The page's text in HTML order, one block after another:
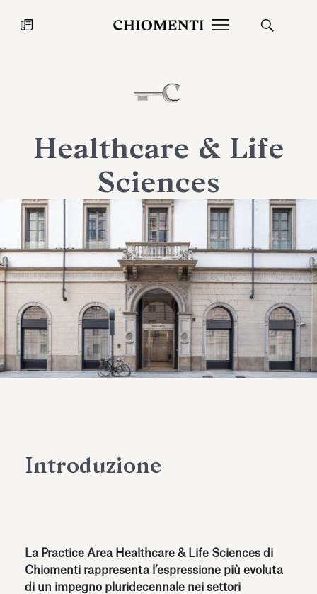
Fondazione Torlonia inaugura la
mostra Marmora Romana
ampliando gli spazi espositivi
dell’Antiquarium di Villa Albani
Torlonia
Leggi tutto
Chiomenti
EcoVadis
Healthcare & Life
Sciences
Introduzione
La Practice Area Healthcare & Life Sciences di
Chiomenti rappresenta l’espressione più evoluta
di un impegno pluridecennale nei settori